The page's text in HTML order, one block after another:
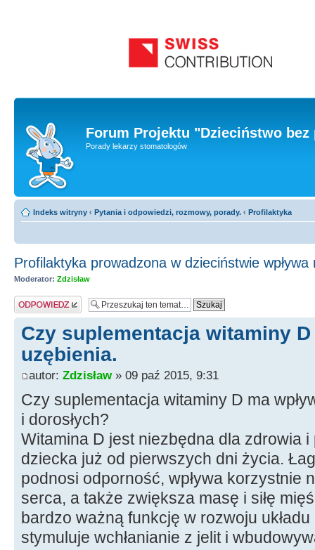
Forum Projektu "Dzieciństwo
Porady lekarzy stomatologów
Indeks witryny ‹ Pytania i odpowiedzi, rozmowy, porady. ‹ Profilaktyka
Profilaktyka prowadzona w dzieciństwie wpływa
Moderator: Zdzisław
Odpowiedz
Czy suplementacja witaminy
uzębienia.
autor: Zdzisław» 09 paź 2015, 9:31
Czy suplementacja witaminy D ma
i dorosłych?
Witamina D jest niezbędna dla zdrowia i
dziecka już od pierwszych dni życia.
podnosi odporność, wpływa korzystnie
serca, a także zwiększa masę i siłę
bardzo ważną funkcję w rozwoju
stymuluje wchłanianie z jelit i